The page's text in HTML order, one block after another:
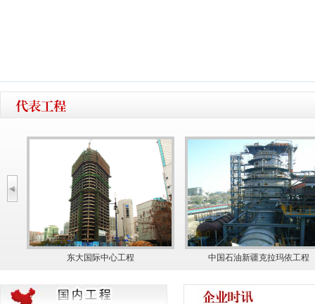
东大国际中心工程 中国石油新疆克拉玛依工程